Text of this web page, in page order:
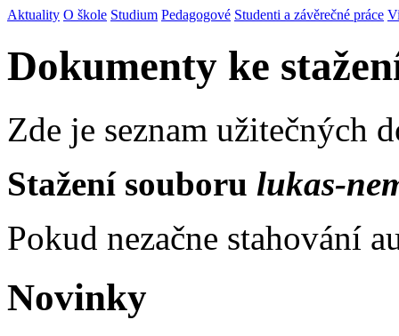
Aktuality O škole Studium Pedagogové Studenti a závěrečné práce
Dokumenty ke
Zde je seznam užitečných
Stažení souboru lukas-
Pokud nezačne stahování
Novinky